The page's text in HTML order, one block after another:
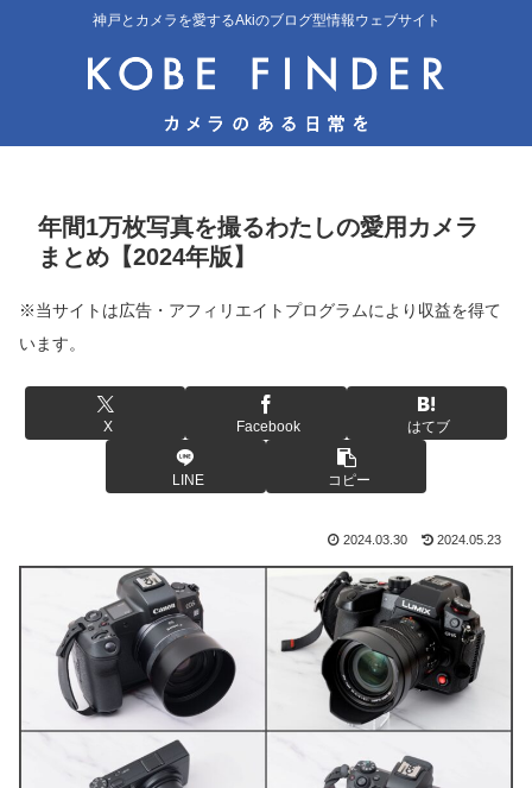
神戸とカメラを愛するAkiのブログ型情報ウェブサイト
年間1万枚写真を撮るわたしの愛用カメラ
まとめ【2024年版】
※当サイトは広告・アフィリエイトプログラムにより収益を得て
います。
X Facebook はてブ
LINE コピー
2024.03.30 2024.05.23